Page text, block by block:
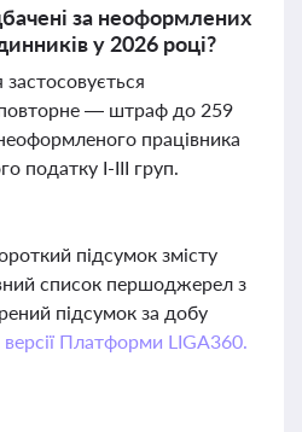
за неоформлених
у 2026 році?
— штраф до 259
працівника
податку І-ІІІ груп.
підсумок змісту
список першоджерел з
підсумок за добу
версії Платформи LIGA360.